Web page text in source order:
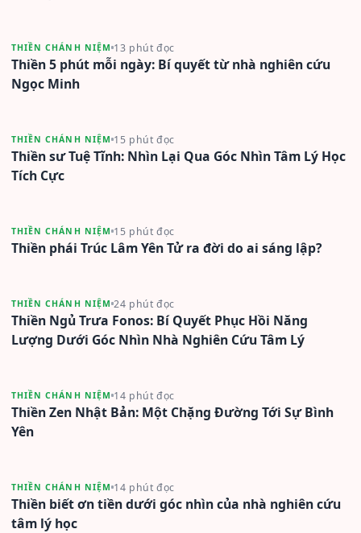
THIỀN CHÁNH NIỆM 13 phút đọc
Thiền 5 phút mỗi ngày: Bí quyết từ nhà nghiên cứu
Ngọc Minh
THIỀN CHÁNH NIỆM 15 phút đọc
Thiền sư Tuệ Tĩnh: Nhìn Lại Qua Góc Nhìn Tâm Lý Học
Tích Cực
THIỀN CHÁNH NIỆM 15 phút đọc
Thiền phái Trúc Lâm Yên Tử ra đời do ai sáng lập?
THIỀN CHÁNH NIỆM 24 phút đọc
Thiền Ngủ Trưa Fonos: Bí Quyết Phục Hồi Năng
Lượng Dưới Góc Nhìn Nhà Nghiên Cứu Tâm Lý
THIỀN CHÁNH NIỆM 14 phút đọc
Thiền Zen Nhật Bản: Một Chặng Đường Tới Sự Bình
Yên
THIỀN CHÁNH NIỆM 14 phút đọc
Thiền biết ơn tiền dưới góc nhìn của nhà nghiên cứu
tâm lý học